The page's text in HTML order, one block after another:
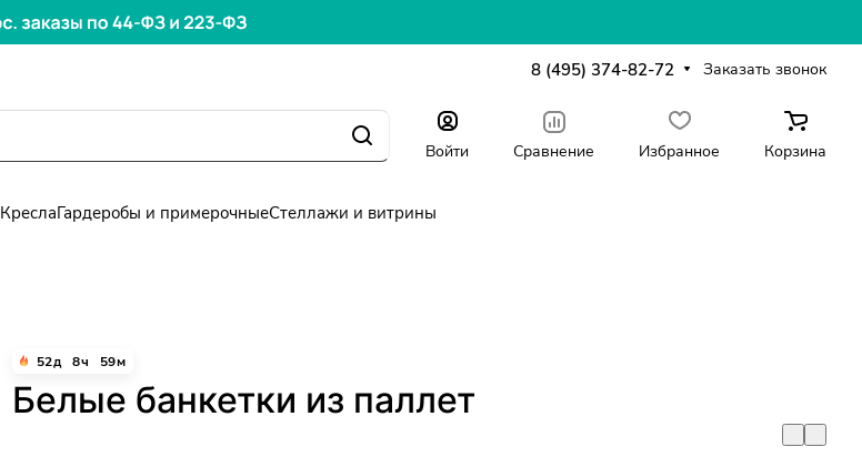
8 (495) 374-82-72 Заказать звонок
Войти Сравнение Избранное Корзина
КреслаГардеробы и примерочныеСтеллажи и витрины
52д 8ч 59м
Белые банкетки из паллет